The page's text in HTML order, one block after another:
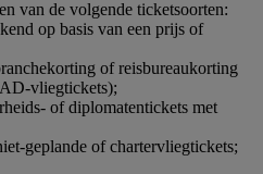
van de volgende ticketsoorten:
op basis van een prijs of
of reisbureaukorting
vliegtickets);
of diplomatentickets met
geplande of chartervliegtickets;